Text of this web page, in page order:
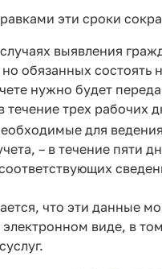
эти сроки
выявления
обязанных состоять
нужно будет
течение трех рабочих
для ведения
– в течение пяти
что эти данные
виде, в